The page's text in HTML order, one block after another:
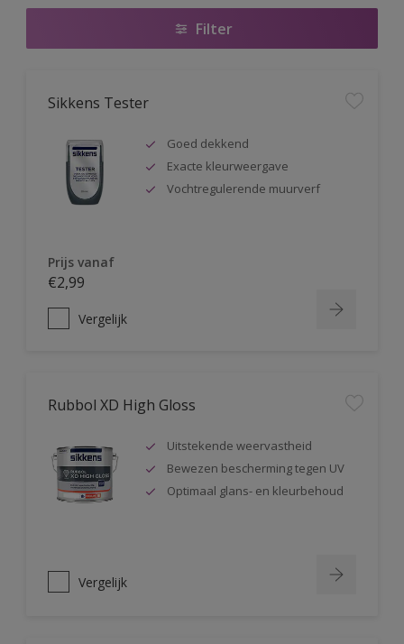
Filter
Sikkens Tester
Goed dekkend
Exacte kleurweergave
Vochtregulerende muurverf
Prijs vanaf
€2,99
Vergelijk
Rubbol XD High Gloss
Uitstekende weervastheid
Bewezen bescherming tegen UV
Optimaal glans- en kleurbehoud
Vergelijk